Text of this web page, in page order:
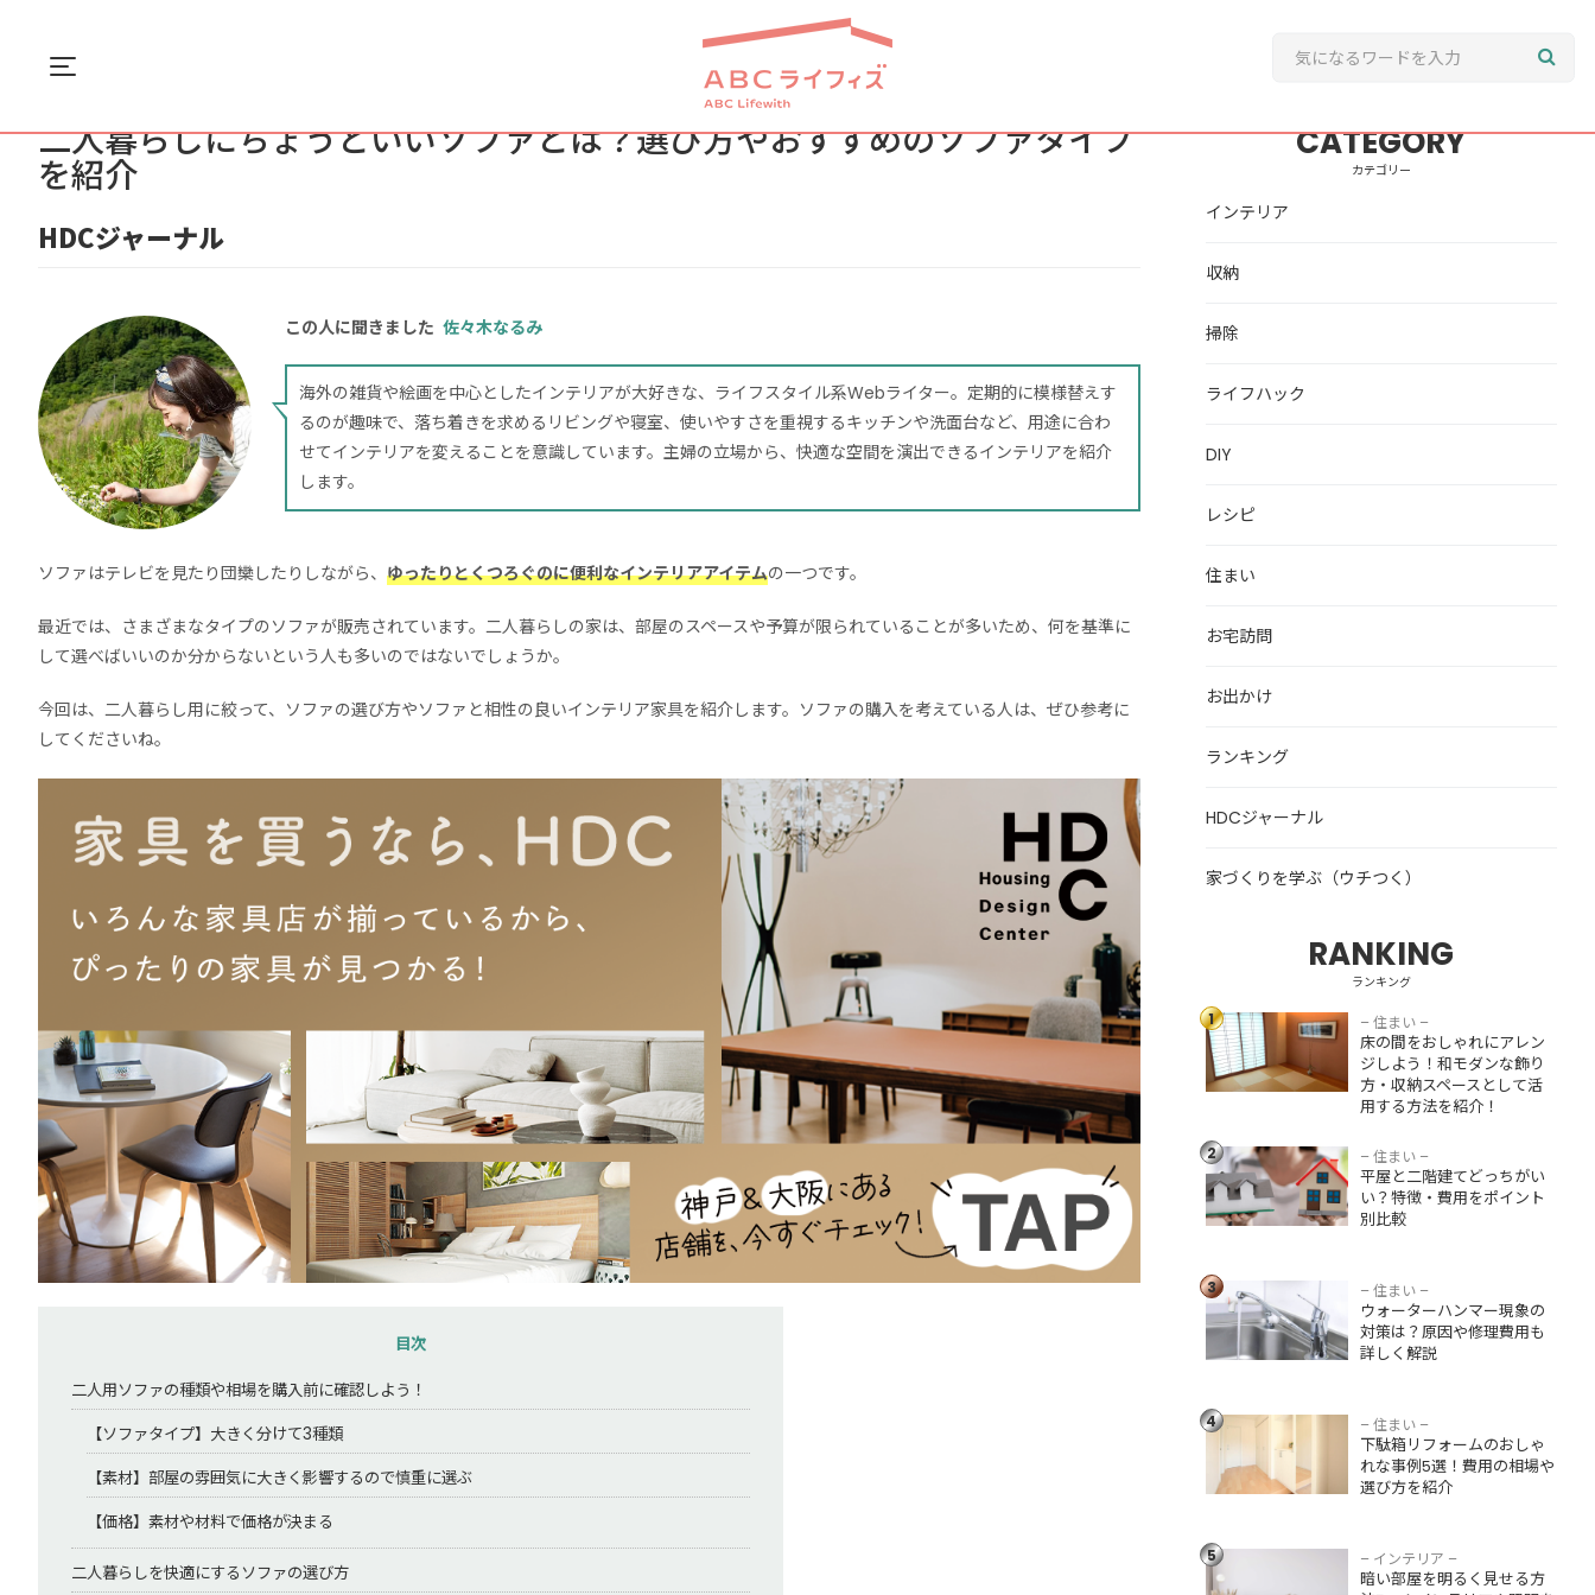
Menu
二人暮らしにちょうどいいソファとは？選び方やおすすめのソファタイプ
を紹介
HDCジャーナル
この人に聞きました 佐々木なるみ
海外の雑貨や絵画を中心としたインテリアが大好きな、ライフスタイル系Webライター。定期的に模様替えす
るのが趣味で、落ち着きを求めるリビングや寝室、使いやすさを重視するキッチンや洗面台など、用途に合わ
せてインテリアを変えることを意識しています。主婦の立場から、快適な空間を演出できるインテリアを紹介
します。
ソファはテレビを見たり団欒したりしながら、 ゆったりとくつろぐのに便利なインテリアアイテムの一つです。
最近では、さまざまなタイプのソファが販売されています。二人暮らしの家は、部屋のスペースや予算が限られていることが多いため、何を基準に
して選べばいいのか分からないという人も多いのではないでしょうか。
今回は、二人暮らし用に絞って、ソファの選び方やソファと相性の良いインテリア家具を紹介します。ソファの購入を考えている人は、ぜひ参考に
してくださいね。
目次
二人用ソファの種類や相場を購入前に確認しよう！
【ソファタイプ】大きく分けて3種類
【素材】部屋の雰囲気に大きく影響するので慎重に選ぶ
【価格】素材や材料で価格が決まる
二人暮らしを快適にするソファの選び方
CATEGORY
カテゴリー
インテリア
収納
掃除
ライフハック
DIY
レシピ
住まい
お宅訪問
お出かけ
ランキング
HDCジャーナル
家づくりを学ぶ（ウチつく）
RANKING
ランキング
1
床の間をおしゃれ
り方・収納スペー
スとして活用する
方法を紹介！
– 住まい –
床の間をおしゃれにアレン
ジしよう！和モダンな飾り
方・収納スペースとして活
用する方法を紹介！
2
徴・費用をポイン
ト別比較
– 住まい –
平屋と二階建てどっちがい
い？特徴・費用をポイント
別比較
3
原因や修理費用も
詳しく解説
– 住まい –
ウォーターハンマー現象の
対策は？原因や修理費用も
詳しく解説
4
選！費用の相場や
選び方を紹介
– 住まい –
下駄箱リフォームのおしゃ
れな事例5選！費用の相場や
選び方を紹介
5
暗い部屋を明るく
ンテリアや照明を
活用したアイデア
– インテリア –
暗い部屋を明るく見せる方